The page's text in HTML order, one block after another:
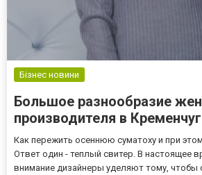
Бізнес новини
Большое разнообразие
производителя в
Как пережить осеннюю суматоху и при
Ответ один - теплый свитер. В настоящее
внимание дизайнеры уделяют тому, чтобы